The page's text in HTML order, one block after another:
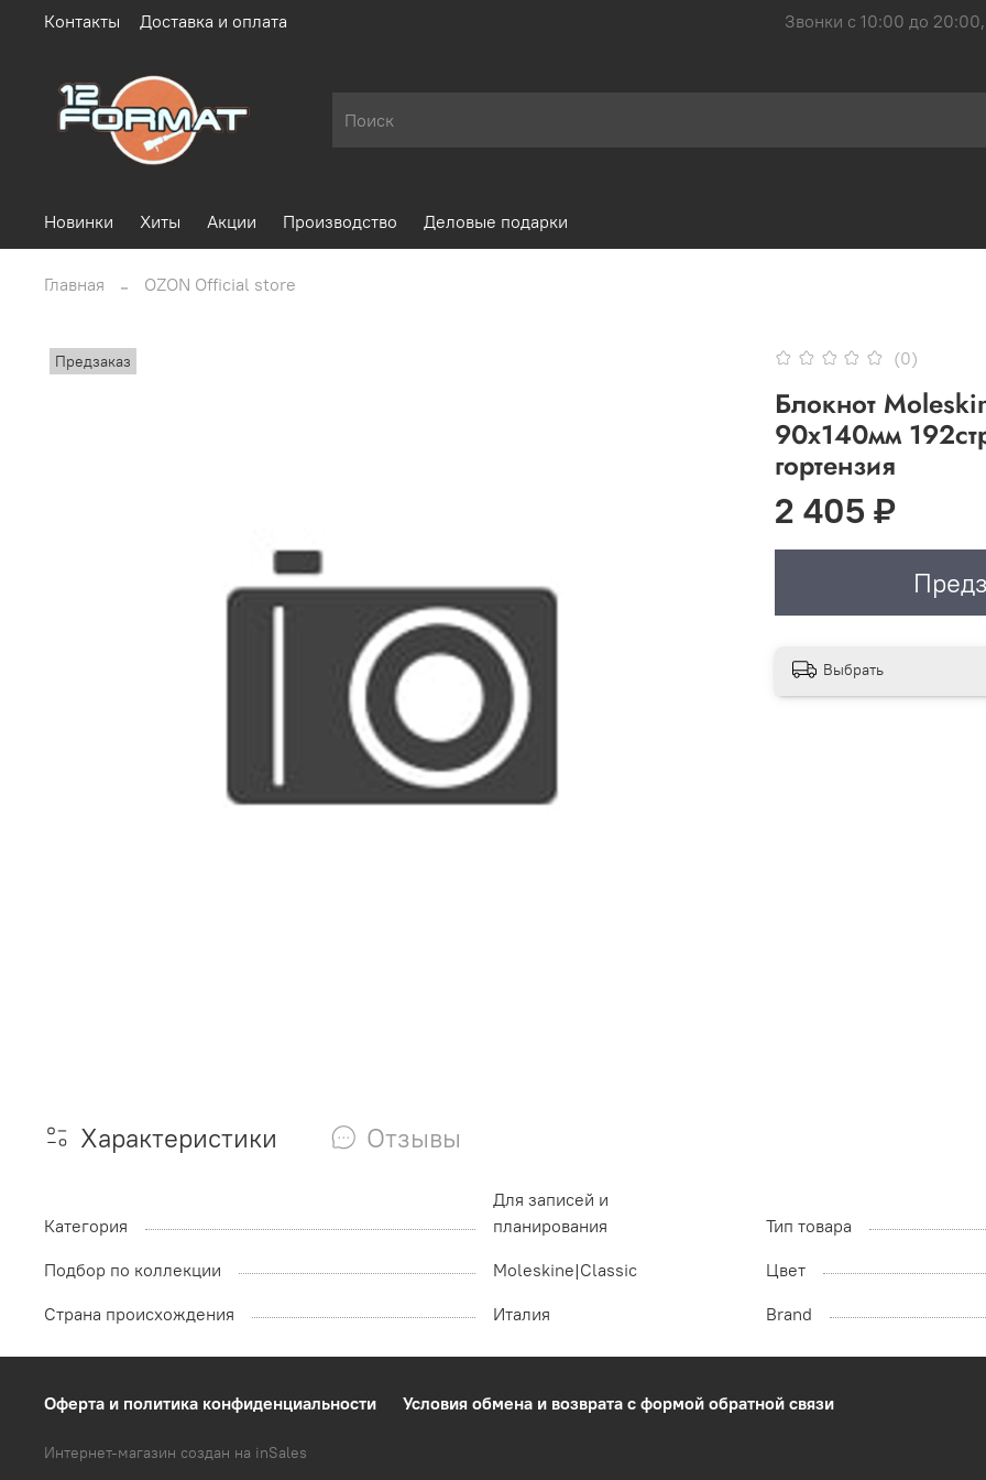
Контакты Доставка и оплата Звонки с 10:00 до
Новинки Хиты Акции Производство Деловые подарки
Главная OZON Official store
Предзаказ (0)
Блокнот
90x140мм
гортензия
2 405 ₽
Выбрать
Характеристики Отзывы
Категория
Для записей и
планирования
Тип товара
Подбор по коллекции
Moleskine|Classic
Цвет
Страна происхождения
Италия Brand
Оферта и политика конфиденциальности Условия обмена и возврата с формой обратной связи
Интернет-магазин создан на inSales